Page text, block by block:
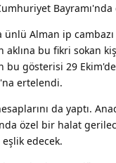
ünlü Alman ip
aklına bu fikri sokan
bu gösterisi 29 Ekim'de
ertelendi.
da yaptı.
özel bir halat
eşlik edecek.